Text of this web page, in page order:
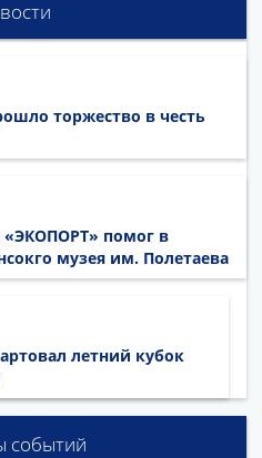
торжество в честь
«ЭКОПОРТ» помог в
музея им. Полетаева
летний кубок
событий